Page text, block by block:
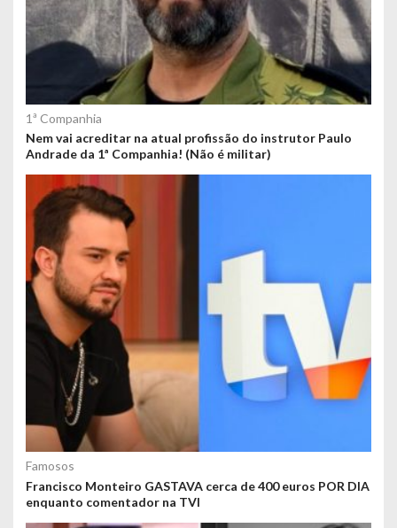
1ª Companhia
Nem vai acreditar na atual profissão do instrutor Paulo
Andrade da 1ª Companhia! (Não é militar)
Famosos
Francisco Monteiro GASTAVA cerca de 400 euros POR DIA
enquanto comentador na TVI